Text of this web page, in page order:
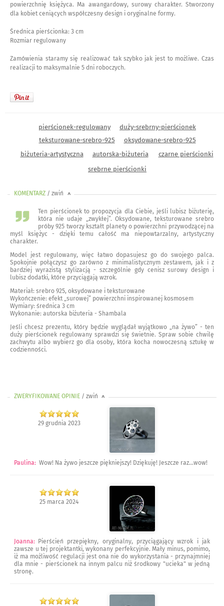
powierzchnię księżyca. Ma awangardowy, surowy charakter. Stworzony
dla kobiet ceniących współczesny design i oryginalne formy.
Średnica pierścionka: 3 cm
Rozmiar regulowany
Zamówienia staramy się realizować tak szybko jak jest to możliwe. Czas
realizacji to maksymalnie 5 dni roboczych.
pierścionek-regulowany
duży-srebrny-pierścionek
teksturowane-srebro-925
oksydowane-srebro-925
biżuteria-artystyczna
autorska-biżuteria
czarne pierścionki
srebrne pierścionki
KOMENTARZ / zwiń <
Ten pierścionek to propozycja dla Ciebie, jeśli lubisz biżuterię,
która nie udaje „zwykłej”. Oksydowane, teksturowane srebro
próby 925 tworzy kształt planety o powierzchni przywodzącej na
myśl księżyc - dzięki temu całość ma niepowtarzalny, artystyczny
charakter.
Model jest regulowany, więc łatwo dopasujesz go do swojego palca.
Spokojnie połączysz go zarówno z minimalistycznym zestawem, jak i z
bardziej wyrazistą stylizacją - szczególnie gdy cenisz surowy design i
lubisz dodatki, które przyciągają wzrok.
Materiał: srebro 925, oksydowane i teksturowane
Wykończenie: efekt „surowej” powierzchni inspirowanej kosmosem
Wymiary: średnica 3 cm
Wykonanie: autorska biżuteria - Shambala
Jeśli chcesz prezentu, który będzie wyglądał wyjątkowo „na żywo” - ten
duży pierścionek regulowany sprawdzi się świetnie. Spraw sobie chwilę
zachwytu albo wybierz go dla osoby, która kocha nowoczesną sztukę w
codzienności.
ZWERYFIKOWANE OPINIE / zwiń >
29 grudnia 2023
Paulina: Wow! Na żywo jeszcze piękniejszy! Dziękuję! Jeszcze raz...wow!
25 marca 2024
Joanna:
Pierścień przepiękny, oryginalny, przyciągający wzrok i jak
zawsze u tej projektantki, wykonany perfekcyjnie. Mały minus, pomimo,
iż ma możliwość regulacji jest ona nie do wykorzystania - przynajmniej
dla mnie - pierścionek na innym palcu niż środkowy "ucieka" w jedną
stronę.